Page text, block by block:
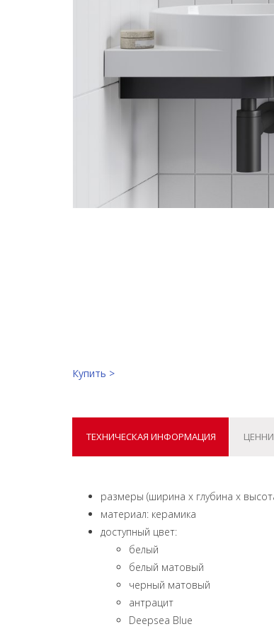
Купить >
ТЕХНИЧЕСКАЯ ИНФОРМАЦИЯ
размеры (ширина x глубина x
материал: керамика
доступный цвет:
белый
белый матовый
черный матовый
aнтрацит
Deepsea Blue